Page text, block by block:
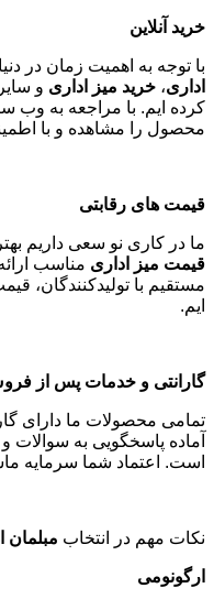
خرید آنلاین
با توجه به اهمیت زمان در
اداری، خرید میز اداری و
کرده ایم. با مراجعه به وب
محصول را مشاهده و با
قیمت های رقابتی
ما در کاری نو سعی داریم
قیمت میز اداری مناسب
مستقیم با تولیدکنندگان،
ایم.
گارانتی و خدمات پس از
تمامی محصولات ما دارای
آماده پاسخگویی به
است. اعتماد شما سرمایه
نکات مهم در انتخاب مبلمان
ارگونومی